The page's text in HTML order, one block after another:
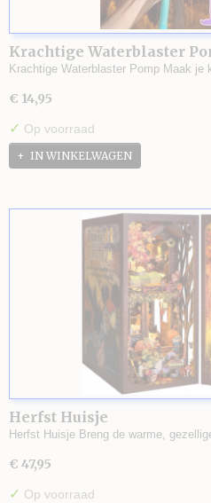
Krachtige Waterblaster
Krachtige Waterblaster Pomp Maak
€ 14,95
✓ Op voorraad
IN WINKELWAGEN
Herfst Huisje
Herfst Huisje Breng de warme,
€ 47,95
✓ Op voorraad